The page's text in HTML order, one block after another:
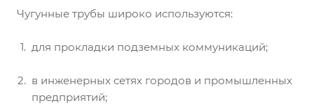
Чугунные трубы широко используются:
для прокладки подземных коммуникаций;
в инженерных сетях городов и промышленных
предприятий;